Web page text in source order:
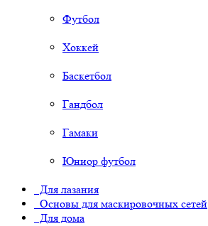
Футбол
Хоккей
Баскетбол
Гандбол
Гамаки
Юниор футбол
Для лазания
Основы для маскировочных сетей
Для дома